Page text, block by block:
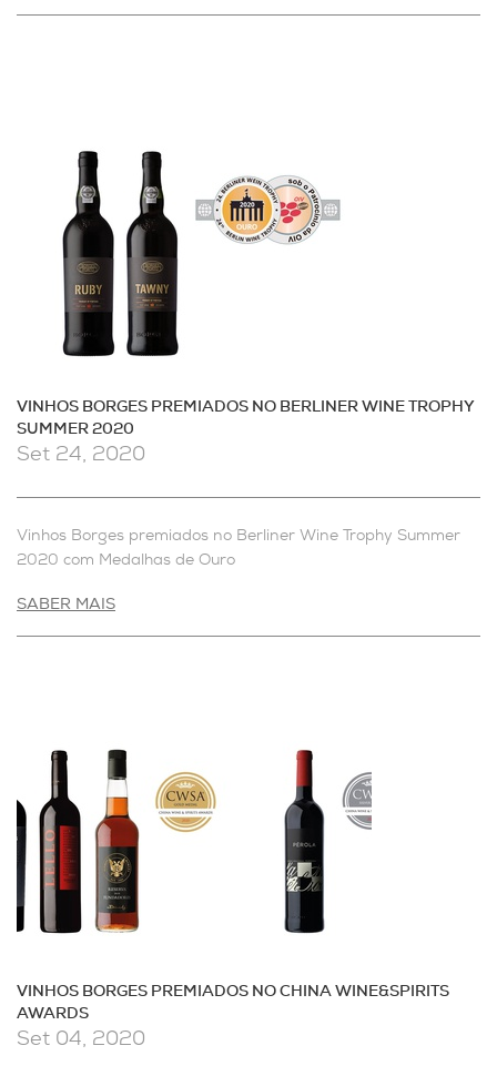
VINHOS BORGES PREMIADOS NO BERLINER WINE TROPHY
SUMMER 2020
Set 24, 2020
Vinhos Borges premiados no Berliner Wine Trophy Summer
2020 com Medalhas de Ouro
SABER MAIS
VINHOS BORGES PREMIADOS NO CHINA WINE&SPIRITS
AWARDS
Set 04, 2020